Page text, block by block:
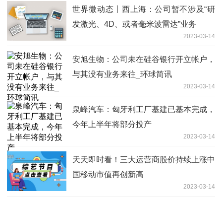
世界微动态丨西上海：公司暂不涉及“研
发激光、4D、或者毫米波雷达”业务
2023-03-14
安旭生物：公司未在硅谷银行开立帐户，
与其没有业务来往_环球简讯
2023-03-14
泉峰汽车：匈牙利工厂基建已基本完成，
今年上半年将部分投产
2023-03-14
天天即时看！三大运营商股价持续上涨中
国移动市值再创新高
2023-03-14